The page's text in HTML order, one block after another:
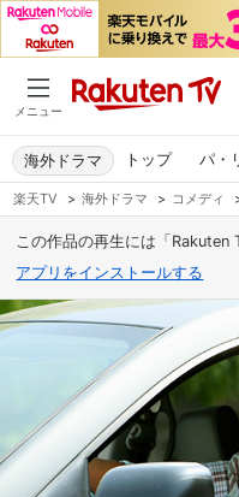
メニュー
トップ パ・
海外ドラマ
楽天TV > 海外ドラマ > コメディ
この作品の再生には「Rakuten
アプリをインストールする